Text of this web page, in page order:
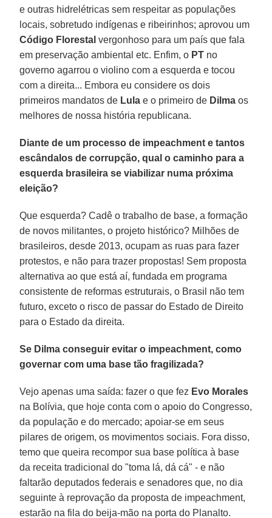
e outras hidrelétricas sem respeitar as populações
locais, sobretudo indígenas e ribeirinhos; aprovou um
Código Florestal vergonhoso para um país que fala
em preservação ambiental etc. Enfim, o PT no
governo agarrou o violino com a esquerda e tocou
com a direita... Embora eu considere os dois
primeiros mandatos de Lula e o primeiro de Dilma os
melhores de nossa história republicana.
Diante de um processo de impeachment e tantos
escândalos de corrupção, qual o caminho para a
esquerda brasileira se viabilizar numa próxima
eleição?
Que esquerda? Cadê o trabalho de base, a formação
de novos militantes, o projeto histórico? Milhões de
brasileiros, desde 2013, ocupam as ruas para fazer
protestos, e não para trazer propostas! Sem proposta
alternativa ao que está aí, fundada em programa
consistente de reformas estruturais, o Brasil não tem
futuro, exceto o risco de passar do Estado de Direito
para o Estado da direita.
Se Dilma conseguir evitar o impeachment, como
governar com uma base tão fragilizada?
Vejo apenas uma saída: fazer o que fez Evo Morales
na Bolívia, que hoje conta com o apoio do Congresso,
da população e do mercado; apoiar-se em seus
pilares de origem, os movimentos sociais. Fora disso,
temo que queira recompor sua base política à base
da receita tradicional do "toma lá, dá cá" - e não
faltarão deputados federais e senadores que, no dia
seguinte à reprovação da proposta de impeachment,
estarão na fila do beija-mão na porta do Planalto.